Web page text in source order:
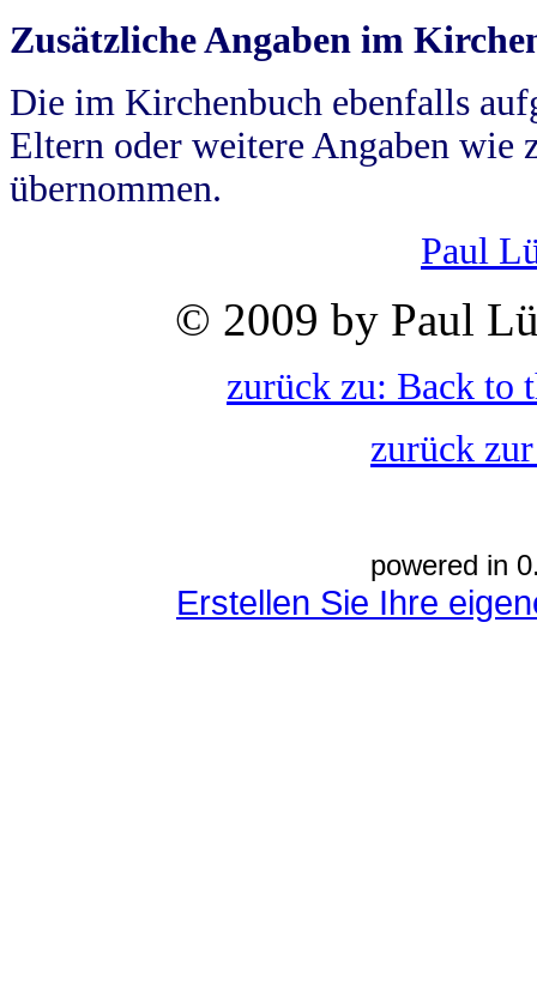
Zusätzliche Angaben im
Die im Kirchenbuch ebenfalls
Eltern oder weitere Angaben wie
übernommen.
Paul
© 2009 by Paul
zurück zu: Back to
zurück
powered in
Erstellen Sie Ihre